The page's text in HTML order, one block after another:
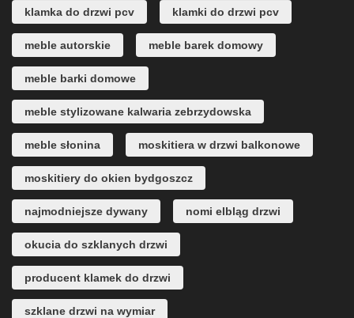
klamka do drzwi pcv klamki do drzwi pcv
meble autorskie meble barek domowy
meble barki domowe
meble stylizowane kalwaria zebrzydowska
meble słonina moskitiera w drzwi balkonowe
moskitiery do okien bydgoszcz
najmodniejsze dywany nomi elbląg drzwi
okucia do szklanych drzwi
producent klamek do drzwi
szklane drzwi na wymiar